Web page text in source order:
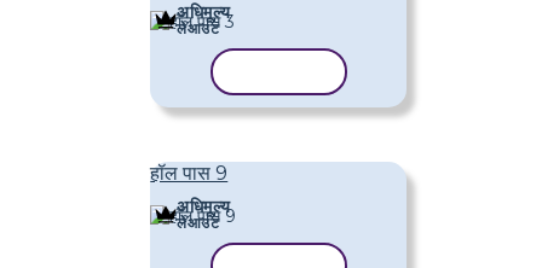
अधिमूल्य
लेआउट
हॉल पास 9
अधिमूल्य
लेआउट